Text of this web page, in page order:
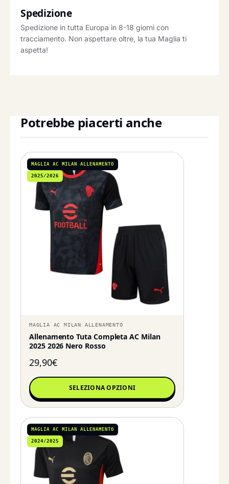
Spedizione
Spedizione in tutta Europa in 8-18 giorni con
tracciamento. Non aspettare oltre, la tua Maglia ti
aspetta!
Potrebbe piacerti anche
MAGLIA AC MILAN ALLENAMENTO
2025/2026
MAGLIA AC MILAN ALLENAMENTO
Allenamento Tuta Completa AC Milan
2025 2026 Nero Rosso
29,90€
SELEZIONA OPZIONI
MAGLIA AC MILAN ALLENAMENTO
2024/2025